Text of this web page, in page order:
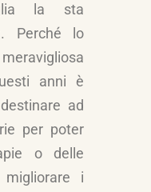
la sta
Perché lo
anni è
ad
per poter
o delle
i